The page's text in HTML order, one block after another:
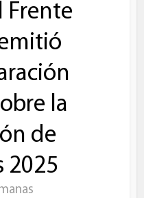
Frente
la
de
2025